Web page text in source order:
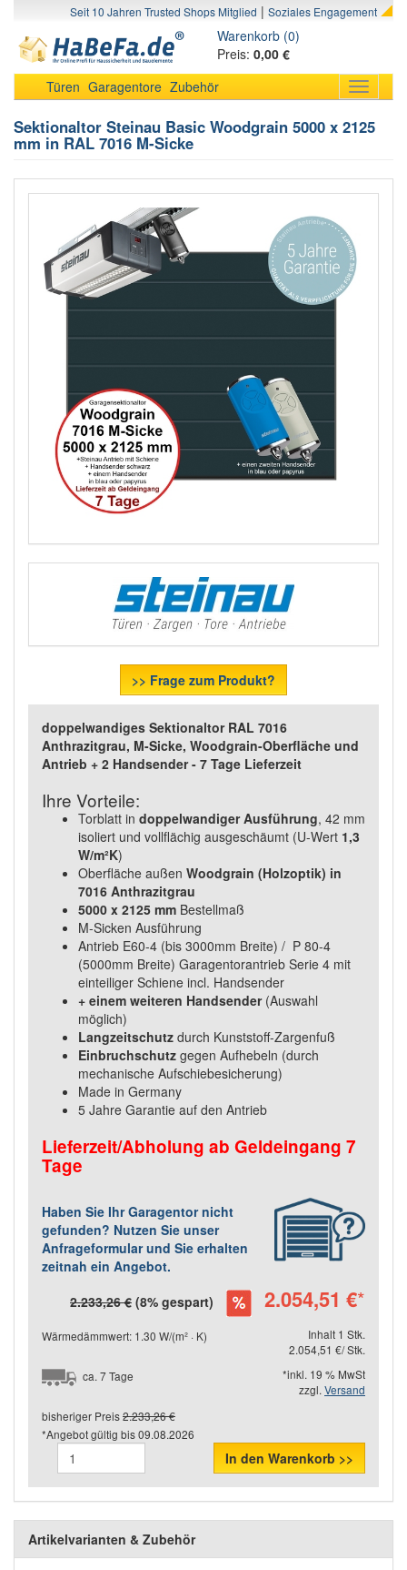
Seit 10 Jahren Trusted Shops Mitglied | Soziales Engagement
Warenkorb (0)
Preis: 0,00 €
Toggle
Türen Garagentore Zubehör
Sektionaltor Steinau Basic Woodgrain 5000 x 2125
mm in RAL 7016 M-Sicke
>> Frage zum Produkt?
doppelwandiges Sektionaltor RAL 7016
Anthrazitgrau, M-Sicke, Woodgrain-Oberfläche und
Antrieb + 2 Handsender - 7 Tage Lieferzeit
Ihre Vorteile:
Torblatt in doppelwandiger Ausführung, 42 mm
isoliert und vollflächig ausgeschäumt (U-Wert 1,3
W/m²K)
Oberfläche außen Woodgrain (Holzoptik) in
7016 Anthrazitgrau
5000 x 2125 mm Bestellmaß
M-Sicken Ausführung
Antrieb E60-4 (bis 3000mm Breite) / P 80-4
(5000mm Breite) Garagentorantrieb Serie 4 mit
einteiliger Schiene incl. Handsender
+ einem weiteren Handsender (Auswahl
möglich)
Langzeitschutz durch Kunststoff-Zargenfuß
Einbruchschutz gegen Aufhebeln (durch
mechanische Aufschiebesicherung)
Made in Germany
5 Jahre Garantie auf den Antrieb
Lieferzeit/Abholung ab Geldeingang 7
Tage
Haben Sie Ihr Garagentor nicht
gefunden? Nutzen Sie unser
Anfrageformular und Sie erhalten
zeitnah ein Angebot.
2.233,26 € (8% gespart) 2.054,51 €*
Wärmedämmwert: 1.30 W/(m² · K)
Inhalt 1 Stk.
2.054,51 €/ Stk.
ca. 7 Tage
*inkl. 19 % MwSt
zzgl. Versand
bisheriger Preis2.233,26 €
*Angebot gültig bis09.08.2026
In den Warenkorb >>
Artikelvarianten & Zubehör